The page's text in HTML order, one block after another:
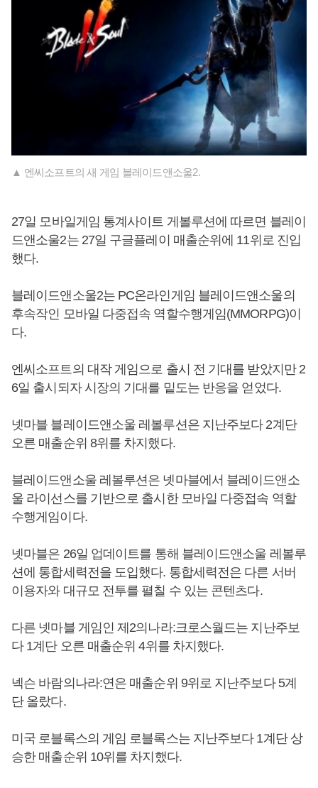
▲ 엔씨소프트의 새 게임 블레이드앤소울2.
27일 모바일게임 통계사이트 게볼루션에 따르면 블레이
드앤소울2는 27일 구글플레이 매출순위에 11위로 진입
했다.
블레이드앤소울2는 PC온라인게임 블레이드앤소울의
후속작인 모바일 다중접속 역할수행게임(MMORPG)이
다.
엔씨소프트의 대작 게임으로 출시 전 기대를 받았지만 2
6일 출시되자 시장의 기대를 밑도는 반응을 얻었다.
넷마블 블레이드앤소울 레볼루션은 지난주보다 2계단
오른 매출순위 8위를 차지했다.
블레이드앤소울 레볼루션은 넷마블에서 블레이드앤소
울 라이선스를 기반으로 출시한 모바일 다중접속 역할
수행게임이다.
넷마블은 26일 업데이트를 통해 블레이드앤소울 레볼루
션에 통합세력전을 도입했다. 통합세력전은 다른 서버
이용자와 대규모 전투를 펼칠 수 있는 콘텐츠다.
다른 넷마블 게임인 제2의나라:크로스월드는 지난주보
다 1계단 오른 매출순위 4위를 차지했다.
넥슨 바람의나라:연은 매출순위 9위로 지난주보다 5계
단 올랐다.
미국 로블록스의 게임 로블록스는 지난주보다 1계단 상
승한 매출순위 10위를 차지했다.